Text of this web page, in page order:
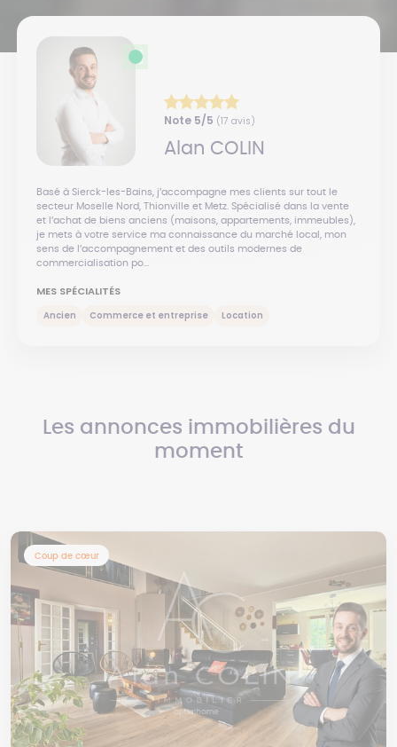
Note 5/5 (17 avis)
Alan COLIN
Basé à Sierck-les-Bains, j’accompagne mes clients sur tout le
secteur Moselle Nord, Thionville et Metz. Spécialisé dans la vente
et l’achat de biens anciens (maisons, appartements, immeubles),
je mets à votre service ma connaissance du marché local, mon
sens de l’accompagnement et des outils modernes de
commercialisation po...
MES SPÉCIALITÉS
Ancien Commerce et entreprise Location
Les annonces immobilières du
moment
Coup de cœur